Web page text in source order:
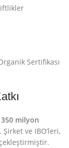
Sertifikası
350 milyon
. Şirket ve IBO’leri,
.